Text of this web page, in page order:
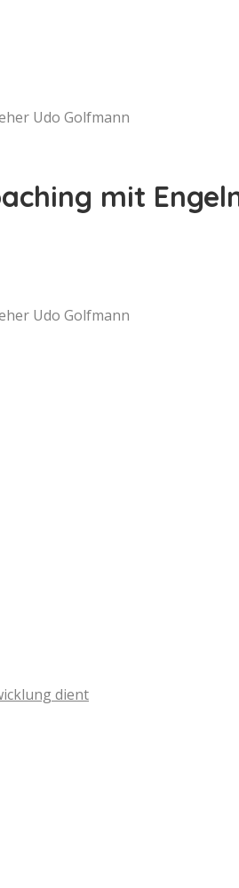
Udo Golfmann
mit
Udo Golfmann
dient